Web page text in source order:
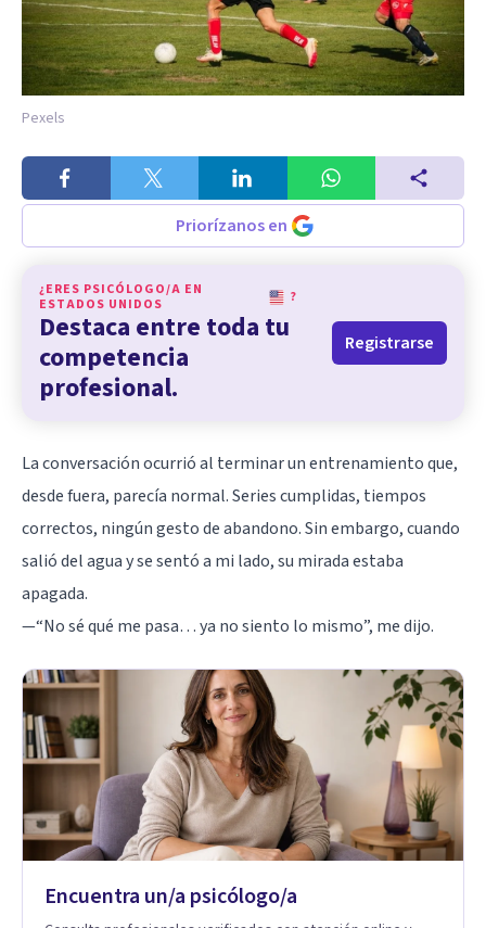
Pexels
Priorízanos en
¿ERES PSICÓLOGO/A EN
ESTADOS UNIDOS
?
Destaca entre toda tu
competencia
profesional.
Registrarse
La conversación ocurrió al terminar un entrenamiento que,
desde fuera, parecía normal. Series cumplidas, tiempos
correctos, ningún gesto de abandono. Sin embargo, cuando
salió del agua y se sentó a mi lado, su mirada estaba
apagada.
—“No sé qué me pasa… ya no siento lo mismo”, me dijo.
Encuentra un/a psicólogo/a